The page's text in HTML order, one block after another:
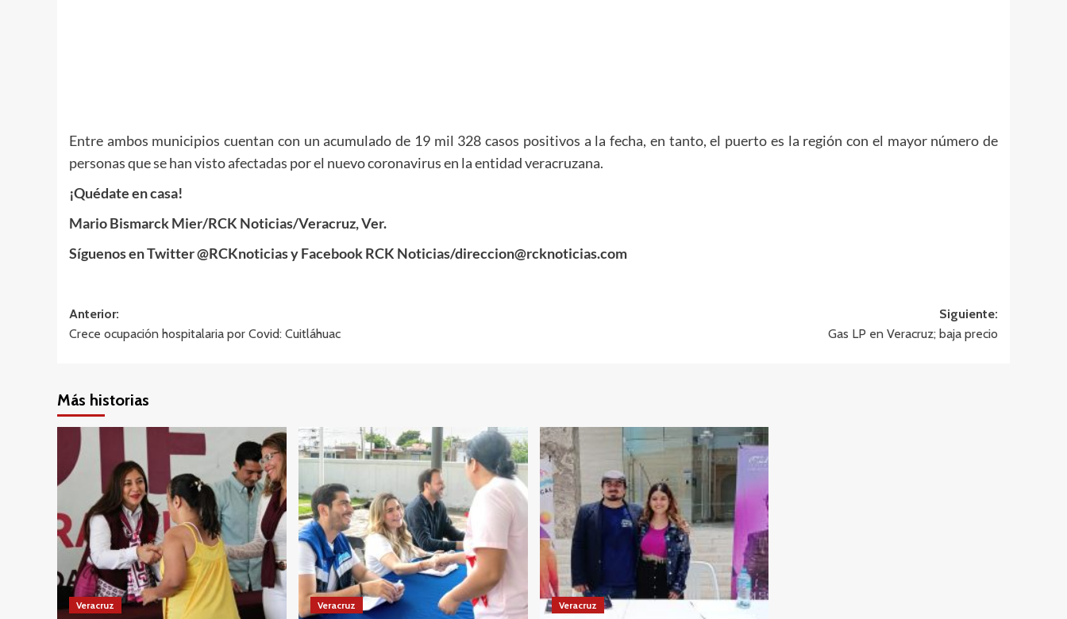
Entre ambos municipios cuentan con un acumulado de 19 mil 328 casos positivos a la fecha, en tanto, el puerto es la región con el mayor número de
personas que se han visto afectadas por el nuevo coronavirus en la entidad veracruzana.
¡Quédate en casa!
Mario Bismarck Mier/RCK Noticias/Veracruz, Ver.
Síguenos en Twitter @RCKnoticias y Facebook RCK Noticias/direccion@rcknoticias.com
Navegación
de
Anterior:
Crece ocupación hospitalaria por Covid: Cuitláhuac
Siguiente:
Gas LP en Veracruz; baja precio
Más historias
Veracruz Veracruz Veracruz